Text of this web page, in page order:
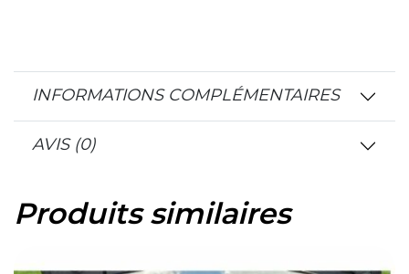
INFORMATIONS COMPLÉMENTAIRES
AVIS (0)
Produits similaires